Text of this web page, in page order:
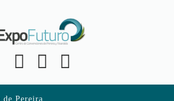
Pereira.